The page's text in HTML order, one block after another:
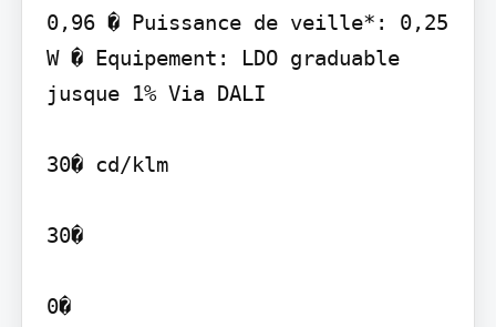
0,96 � Puissance de veille*: 0,25
W � Equipement: LDO graduable
jusque 1% Via DALI
30� cd/klm
30�
0�